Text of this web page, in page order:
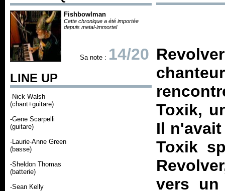
Fishbowlman
Cette chronique a été importée
depuis metal-immortel
Sa note : 14/20
LINE UP
-Nick Walsh
(chant+guitare)
-Gene Scarpelli
(guitare)
-Laurie-Anne Green
(basse)
-Sheldon Thomas
(batterie)
-Sean Kelly
Toxik,
Il
Toxik
vers un